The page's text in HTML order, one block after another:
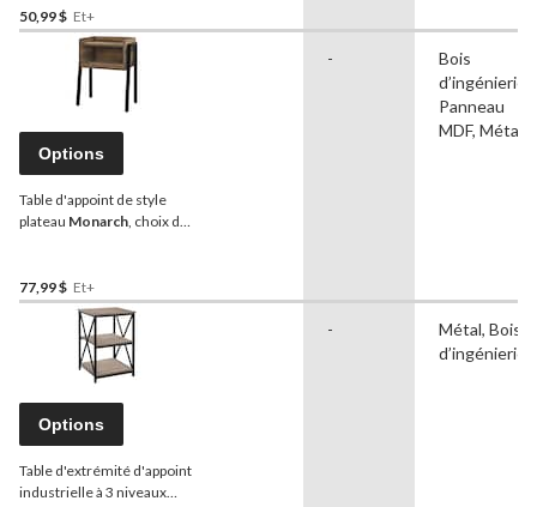
50,99 $ Et+
Options
Table d'appoint de style
plateau Monarch , choix de
77,99 $ Et+
-
Bois
d’ingénierie,
Panneau
MDF, Métal
Options
Table d'extrémité d'appoint
industrielle à 3 niveaux
-
Métal, Bois
d’ingénierie